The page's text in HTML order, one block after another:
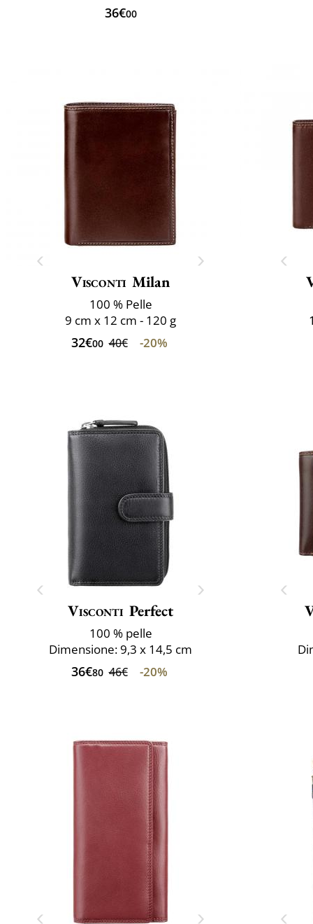
36€00
Visconti Milan
100 % Pelle
9 cm x 12 cm - 120 g
32€00 40€ -20%
Visconti Perfect
100 % pelle
Dimensione: 9,3 x 14,5 cm
36€80 46€ -20%